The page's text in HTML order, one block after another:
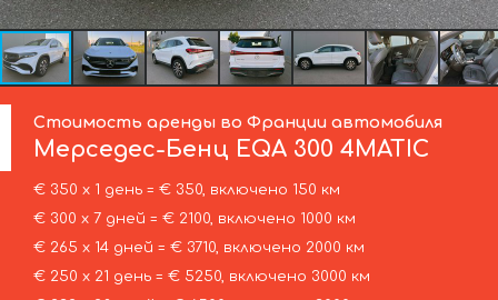
Стоимость аренды во Франции автомобиля
Мерседес-Бенц EQA 300 4MATIC
€ 350 х 1 день = € 350, включено 150 км
€ 300 х 7 дней = € 2100, включено 1000 км
€ 265 х 14 дней = € 3710, включено 2000 км
€ 250 х 21 день = € 5250, включено 3000 км